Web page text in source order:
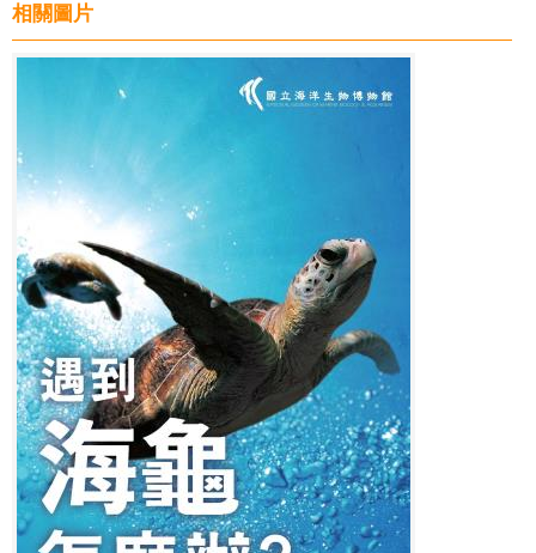
相關圖片